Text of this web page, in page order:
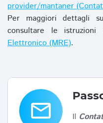
provider/mantaner
Per maggiori dettagli
consultare le istruzioni
Elettronico (MRE).
email Il